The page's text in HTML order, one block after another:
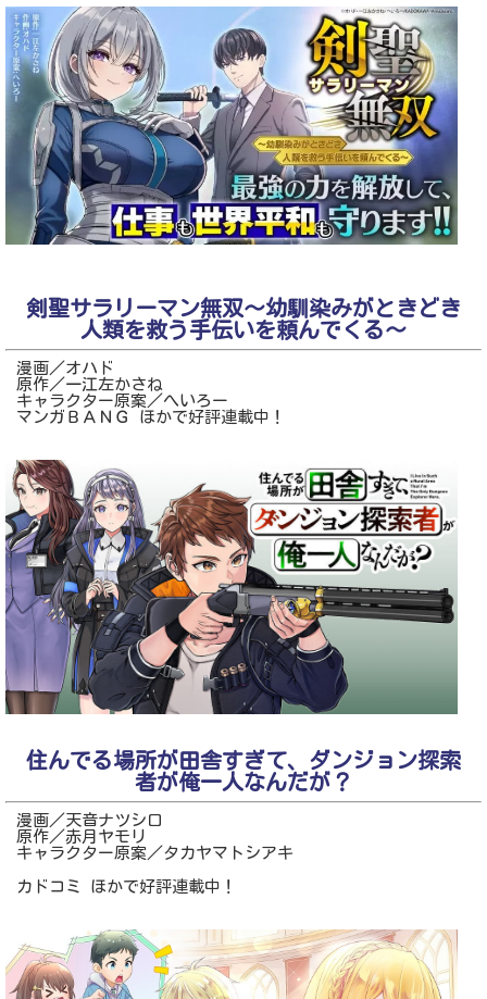
剣聖サラリーマン無双～幼馴染みがときどき
人類を救う手伝いを頼んでくる～
漫画／オハド
原作／一江左かさね
キャラクター原案／へいろー
マンガＢＡＮＧ ほかで好評連載中！
住んでる場所が田舎すぎて、ダンジョン探索
者が俺一人なんだが？
漫画／天音ナツシロ
原作／赤月ヤモリ
キャラクター原案／タカヤマトシアキ
カドコミ ほかで好評連載中！